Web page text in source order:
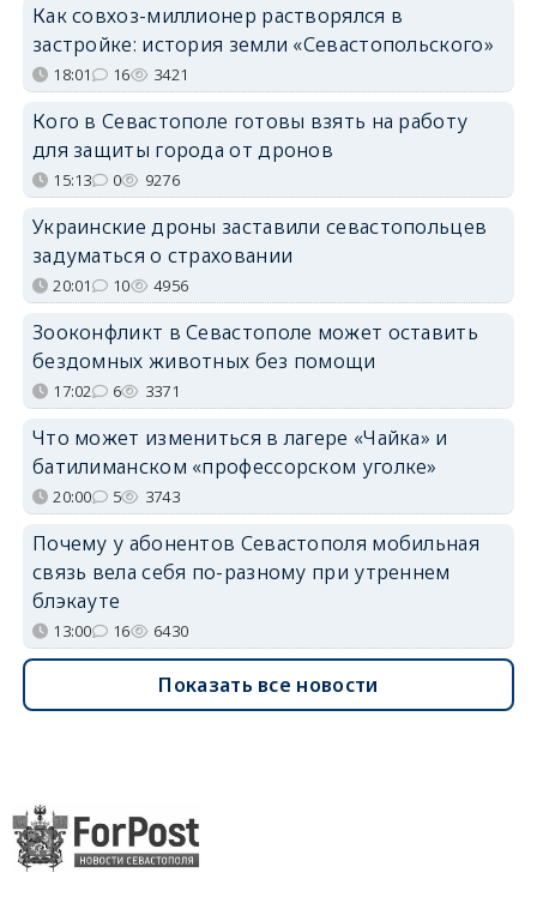
Как совхоз-миллионер растворялся в
застройке: история земли «Севастопольского»
18:01 16 3421
Кого в Севастополе готовы взять на работу
для защиты города от дронов
15:13 0 9276
Украинские дроны заставили севастопольцев
задуматься о страховании
20:01 10 4956
Зооконфликт в Севастополе может оставить
бездомных животных без помощи
17:02 6 3371
Что может измениться в лагере «Чайка» и
батилиманском «профессорском уголке»
20:00 5 3743
Почему у абонентов Севастополя мобильная
связь вела себя по-разному при утреннем
блэкауте
13:00 16 6430
Показать все новости